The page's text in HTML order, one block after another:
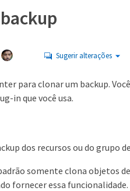
Sugerir alterações
para clonar um backup.
in que você usa.
dos recursos ou do grupo
somente clona objetos
fornecer essa funcionalidade.